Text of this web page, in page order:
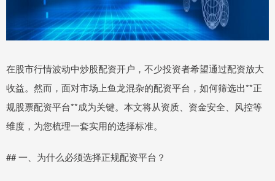
在股市行情波动中炒股配资开户，不少投资者希望通过配资放大
收益。然而，面对市场上鱼龙混杂的配资平台，如何筛选出**正
规股票配资平台**成为关键。本文将从资质、资金安全、风控等
维度，为您梳理一套实用的选择标准。
## 一、为什么必须选择正规配资平台？